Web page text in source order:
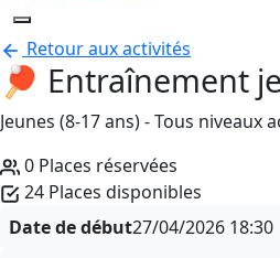
Retour aux activités
🏓 Entraînement
Jeunes (8-17 ans) - Tous niveaux
0 Places réservées
24 Places disponibles
Date de début27/04/2026 18:30